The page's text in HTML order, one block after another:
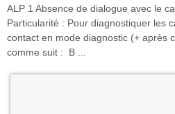
ALP 1 Absence de dialogue avec le
Particularité : Pour diagnostiquer les
contact en mode diagnostic (+ après
comme suit : B ...